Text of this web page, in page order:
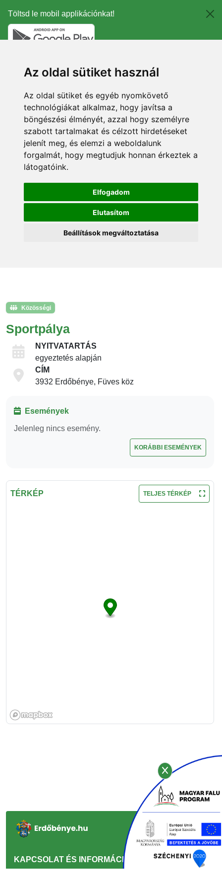
Töltsd le mobil applikációnkat!
Az oldal sütiket használ
Az oldal sütiket és egyéb nyomkövető
technológiákat alkalmaz, hogy javítsa a
böngészési élményét, azzal hogy személyre
szabott tartalmakat és célzott hirdetéseket
jelenít meg, és elemzi a weboldalunk
forgalmát, hogy megtudjuk honnan érkeztek a
látogatóink.
Elfogadom
Elutasítom
Beállítások megváltoztatása
Közösségi
Sportpálya
NYITVATARTÁS
egyeztetés alapján
CÍM
3932 Erdőbénye, Füves köz
Események
Jelenleg nincs esemény.
KORÁBBI ESEMÉNYEK
TÉRKÉP TELJES TÉRKÉP
KAPCSOLAT ÉS INFORMÁCIÓ